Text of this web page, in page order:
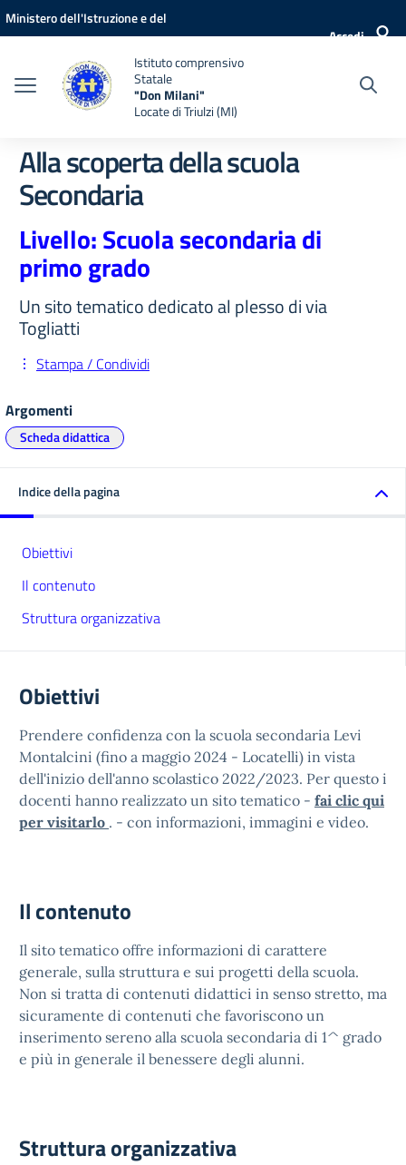
Vai ai contenuti
Vai al menu di navigazione
Vai al footer
Ministero dell'Istruzione e del
Accedi
Istituto comprensivo
Statale
"Don Milani"
Locate di Triulzi (MI)
Alla scoperta della scuola
Secondaria
Livello: Scuola secondaria di
primo grado
Un sito tematico dedicato al plesso di via
Togliatti
Stampa / Condividi
Argomenti
Scheda didattica
Indice della pagina
Obiettivi
Il contenuto
Struttura organizzativa
Obiettivi
Prendere confidenza con la scuola secondaria Levi
Montalcini (fino a maggio 2024 - Locatelli) in vista
dell'inizio dell'anno scolastico 2022/2023. Per questo i
docenti hanno realizzato un sito tematico - fai clic qui
per visitarlo . - con informazioni, immagini e video.
Il contenuto
Il sito tematico offre informazioni di carattere
generale, sulla struttura e sui progetti della scuola.
Non si tratta di contenuti didattici in senso stretto, ma
sicuramente di contenuti che favoriscono un
inserimento sereno alla scuola secondaria di 1^ grado
e più in generale il benessere degli alunni.
Struttura organizzativa